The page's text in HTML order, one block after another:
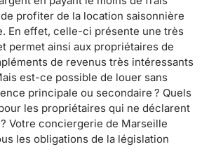
de profiter de la location saisonnière
En effet, celle-ci présente une très
permet ainsi aux propriétaires de
de revenus très intéressants
est-ce possible de louer sans
principale ou secondaire ? Quels
les propriétaires qui ne déclarent
Votre conciergerie de Marseille
les obligations de la législation